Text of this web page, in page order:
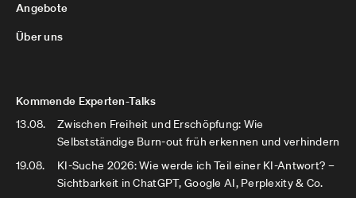
Angebote
Über uns
Kommende Experten-Talks
13.08.
Zwischen Freiheit und Erschöpfung: Wie
Selbstständige Burn-out früh erkennen und verhindern
19.08.
KI-Suche 2026: Wie werde ich Teil einer KI-Antwort? –
Sichtbarkeit in ChatGPT, Google AI, Perplexity & Co.